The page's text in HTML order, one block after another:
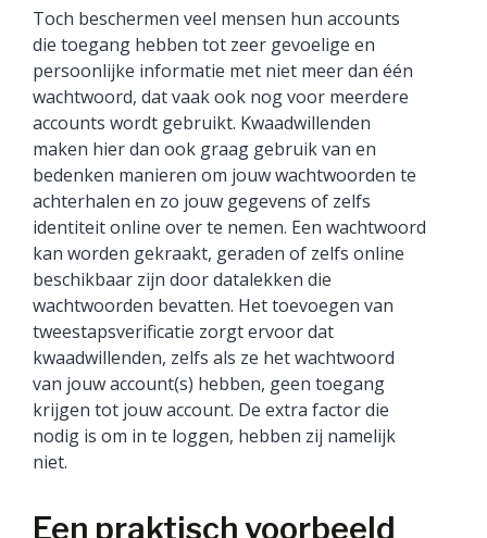
Toch beschermen veel mensen hun accounts
die toegang hebben tot zeer gevoelige en
persoonlijke informatie met niet meer dan één
wachtwoord, dat vaak ook nog voor meerdere
accounts wordt gebruikt. Kwaadwillenden
maken hier dan ook graag gebruik van en
bedenken manieren om jouw wachtwoorden te
achterhalen en zo jouw gegevens of zelfs
identiteit online over te nemen. Een wachtwoord
kan worden gekraakt, geraden of zelfs online
beschikbaar zijn door datalekken die
wachtwoorden bevatten. Het toevoegen van
tweestapsverificatie zorgt ervoor dat
kwaadwillenden, zelfs als ze het wachtwoord
van jouw account(s) hebben, geen toegang
krijgen tot jouw account. De extra factor die
nodig is om in te loggen, hebben zij namelijk
niet.
Een praktisch voorbeeld